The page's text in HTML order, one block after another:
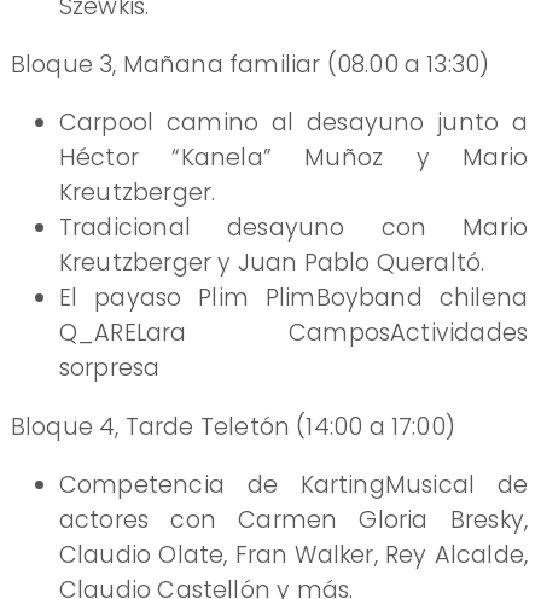
Bloque 3, Mañana familiar (08.00 a 13:30)
Carpool camino al desayuno junto a
Héctor “Kanela” Muñoz y Mario
Kreutzberger.
Tradicional desayuno con Mario
Kreutzberger y Juan Pablo Queraltó.
El payaso Plim PlimBoyband chilena
Q_ARELara CamposActividades
sorpresa
Bloque 4, Tarde Teletón (14:00 a 17:00)
Competencia de KartingMusical de
actores con Carmen Gloria Bresky,
Claudio Olate, Fran Walker, Rey Alcalde,
Claudio Castellón y más.